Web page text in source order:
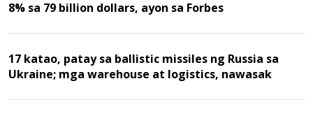
8% sa 79 billion dollars, ayon sa Forbes
17 katao, patay sa ballistic missiles ng Russia sa
Ukraine; mga warehouse at logistics, nawasak